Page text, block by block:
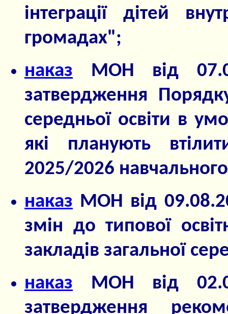
інтеграції дітей
громадах";
наказ МОН від
затвердження
середньої освіти в
які планують
2025/2026
наказ МОН від
змін до типової
закладів загальної
наказ МОН від
затвердження